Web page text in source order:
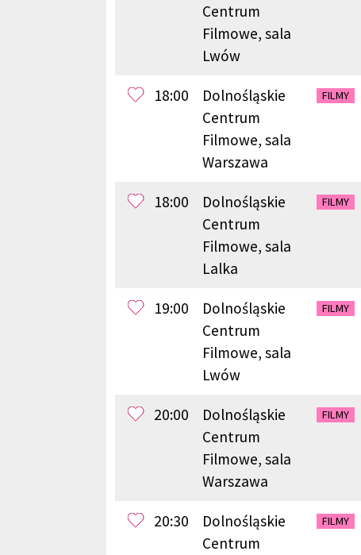
Centrum
Filmowe, sala
Lwów
18:00
Dolnośląskie
Centrum
Filmowe, sala
Warszawa
FILMY
18:00
Dolnośląskie
Centrum
Filmowe, sala
Lalka
FILMY
19:00
Dolnośląskie
Centrum
Filmowe, sala
Lwów
FILMY
20:00
Dolnośląskie
Centrum
Filmowe, sala
Warszawa
FILMY
20:30
Dolnośląskie
Centrum
FILMY